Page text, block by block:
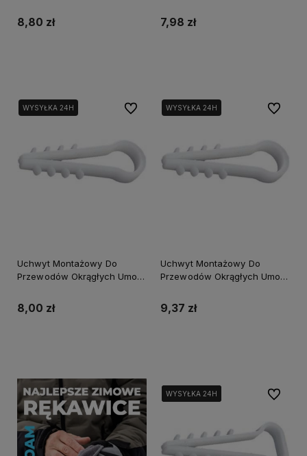
8,80 zł 7,98 zł
WYSYŁKA 24H
Uchwyt Montażowy Do
Przewodów Okrągłych Umo-
8,00 zł
Do ulubionychWYSYŁKA 24H
Uchwyt Montażowy Do
Przewodów Okrągłych Umo-
9,37 zł
Do
WYSYŁKA 24H
WYSYŁKA 24H
WYSYŁKA 24H Do